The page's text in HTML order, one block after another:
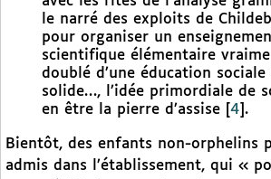
le narré des exploits de
pour organiser un
scientifique élémentaire
doublé d’une éducation
solide…, l’idée primordiale de
en être la pierre d’assise
4 .
Bientôt, des enfants non-orphelins
admis dans l’établissement, qui «